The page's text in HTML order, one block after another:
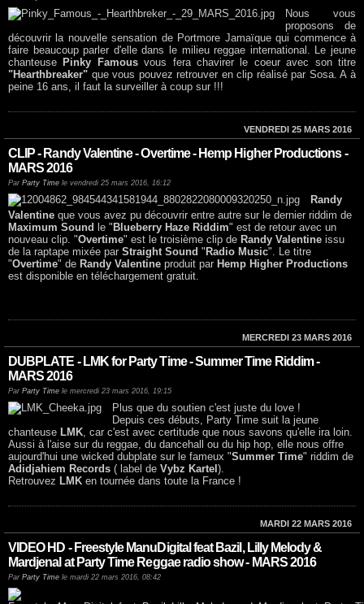
Nous vous
proposons de
découvrir la nouvelle sensation de Portmore Jamaïque qui commence à
faire beaucoup parler d'elle dans le milieu reggae international. Le jeune
chanteuse Pinky Famousvous fera chavirer le coeur avec son titre
"Hearthbreaker" que vous pouvez retrouver en clip réalisé par Sosa. A à
peine 16 ans, il faut la surveiller à coup sur !!!
VENDREDI 25 MARS 2016
CLIP - Randy Valentine - Overtime - Hemp Higher Productions -
MARS 2016
Par Party Time le vendredi 25 mars 2016, 16:12
Randy
Valentine que vous avez pu découvrir entre autre sur le dernier riddim de
Maximum Sound le " Blueberry Haze Riddim" est de retour avec un
nouveau clip. "Overtime" est le troisième clip de Randy Valentine issu
de la raptape mixée par Straight Sound " Radio Music". Le titre
"Overtime" de Randy Valentine produit par Hemp Higher Productions
est disponible en téléchargement gratuit.
MERCREDI 23 MARS 2016
DUBPLATE - LMK for Party Time - Summer Time Riddim -
MARS 2016
Par Party Time le mercredi 23 mars 2016, 19:15
Plus que du soutien c'est juste du love !
Depuis ces débuts, Party Time suit la jeune
chanteuse LMK , car c'est avec certitude que nous savons qu'elle ira loin.
Aussi à l'aise sur du reggae, du dancehall ou du hip hop, elle nous offre
aujourd'hui une wicked dubplate sur le fameux "Summer Time" riddim de
Adidjahiem Records ( label de Vybz Kartel ).
Retrouvez LMK en tournée dans toute la France !
MARDI 22 MARS 2016
VIDEO HD - Freestyle ManuDigital feat Bazil, Lilly Melody &
Mardjenal at Party Time Reggae radio show - MARS 2016
Par Party Time le mardi 22 mars 2016, 08:42